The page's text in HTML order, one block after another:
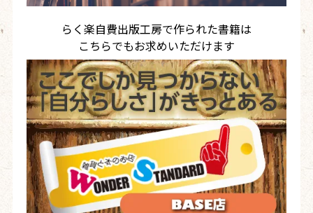
らく楽自費出版工房で作られた書籍は
こちらでもお求めいただけます